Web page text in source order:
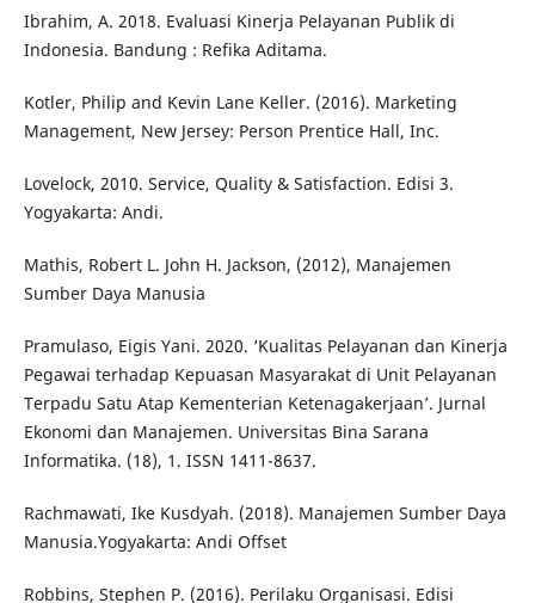
Ibrahim, A. 2018. Evaluasi Kinerja Pelayanan Publik di
Indonesia. Bandung : Refika Aditama.
Kotler, Philip and Kevin Lane Keller. (2016). Marketing
Management, New Jersey: Person Prentice Hall, Inc.
Lovelock, 2010. Service, Quality & Satisfaction. Edisi 3.
Yogyakarta: Andi.
Mathis, Robert L. John H. Jackson, (2012), Manajemen
Sumber Daya Manusia
Pramulaso, Eigis Yani. 2020. ‘Kualitas Pelayanan dan Kinerja
Pegawai terhadap Kepuasan Masyarakat di Unit Pelayanan
Terpadu Satu Atap Kementerian Ketenagakerjaan’. Jurnal
Ekonomi dan Manajemen. Universitas Bina Sarana
Informatika. (18), 1. ISSN 1411-8637.
Rachmawati, Ike Kusdyah. (2018). Manajemen Sumber Daya
Manusia.Yogyakarta: Andi Offset
Robbins, Stephen P. (2016). Perilaku Organisasi. Edisi